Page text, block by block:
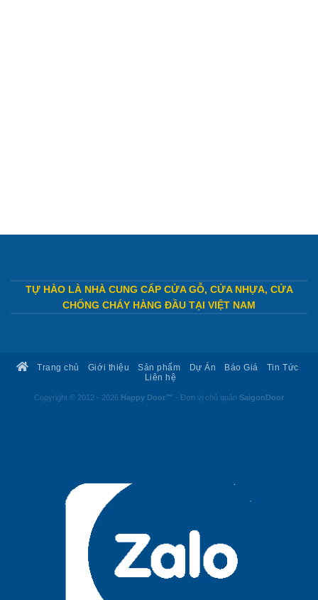
TỰ HÀO LÀ NHÀ CUNG CẤP CỬA GỖ, CỬA NHỰA, CỬA
CHỐNG CHÁY HÀNG ĐẦU TẠI VIỆT NAM
Trang chủ Giới thiệu Sản phẩm Dự Án Báo Giá
Tin Tức
Liên hệ
Copyright © 2012 - 2026 Happy Door™ - Đơn vị chủ quản SaigonDoor